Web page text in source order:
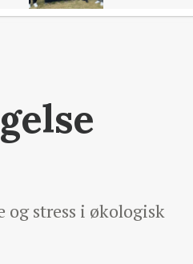
og stress i økologisk